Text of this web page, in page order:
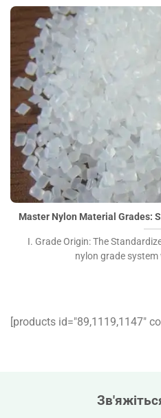
Master Nylon Material Grades:
Tips">
Master Nylon Material Grades:
I. Grade Origin: The
nylon grade
[products id="89,1119,1147″